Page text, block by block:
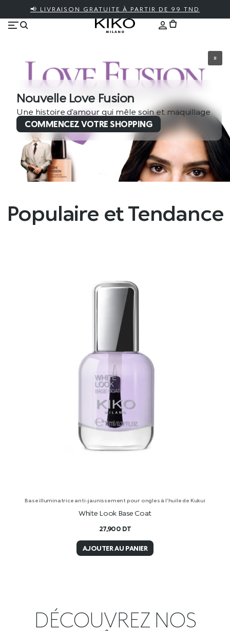
📢 LIVRAISON GRATUITE À PARTIR DE 99 TND
Nouvelle Love Fusion
Une histoire d’amour qui mêle soin et maquillage
COMMENCEZ VOTRE SHOPPING
Populaire et Tendance
Base illuminatrice anti-jaunissement pour ongles à l’huile de Kukui
White Look Base Coat
27,900 DT
AJOUTER AU PANIER
DÉCOUVREZ NOS